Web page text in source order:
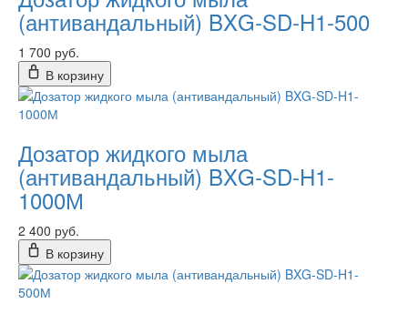
(антивандальный) BXG-SD-H1-500
1 700 руб.
В корзину
Дозатор жидкого мыла
(антивандальный) BXG-SD-H1-
1000М
2 400 руб.
В корзину